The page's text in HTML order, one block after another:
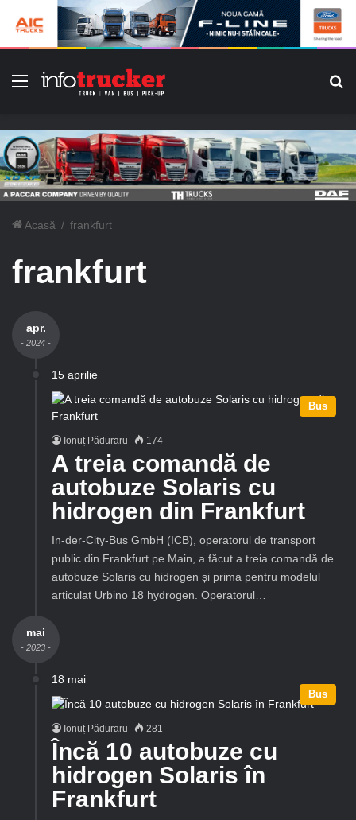
Meniu
Acasă / frankfurt
frankfurt
apr.
- 2024 -
15 aprilie
Bus
Ionuț Păduraru 174
A treia comandă de
autobuze Solaris cu
hidrogen din Frankfurt
In-der-City-Bus GmbH (ICB), operatorul de transport
public din Frankfurt pe Main, a făcut a treia comandă de
autobuze Solaris cu hidrogen și prima pentru modelul
articulat Urbino 18 hydrogen. Operatorul…
mai
- 2023 -
18 mai
Bus
Ionuț Păduraru 281
Încă 10 autobuze cu
hidrogen Solaris în
Frankfurt